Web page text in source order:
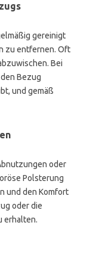
gereinigt
zu entfernen. Oft
Bei
Bezug
und gemäß
oder
Polsterung
und den Komfort
oder die
erhalten.